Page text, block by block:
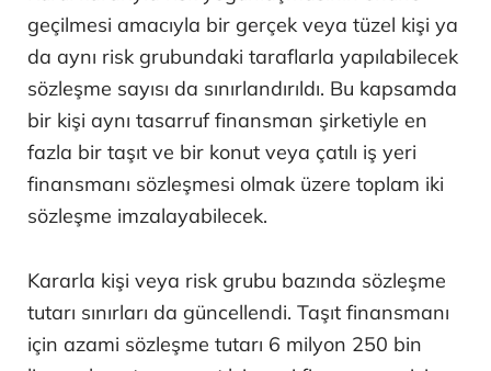
geçilmesi amacıyla bir gerçek veya tüzel kişi ya
da aynı risk grubundaki taraflarla yapılabilecek
sözleşme sayısı da sınırlandırıldı. Bu kapsamda
bir kişi aynı tasarruf finansman şirketiyle en
fazla bir taşıt ve bir konut veya çatılı iş yeri
finansmanı sözleşmesi olmak üzere toplam iki
sözleşme imzalayabilecek.
Kararla kişi veya risk grubu bazında sözleşme
tutarı sınırları da güncellendi. Taşıt finansmanı
için azami sözleşme tutarı 6 milyon 250 bin